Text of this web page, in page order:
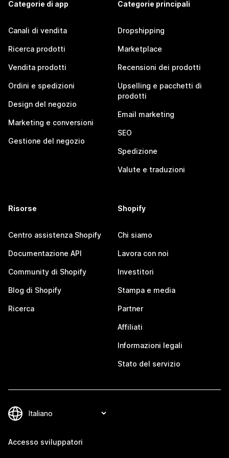
Categorie di app
Canali di vendita
Ricerca prodotti
Vendita prodotti
Ordini e spedizioni
Design del negozio
Marketing e conversioni
Gestione del negozio
Categorie principali
Dropshipping
Marketplace
Recensioni dei prodotti
Upselling e pacchetti di
prodotti
Email marketing
SEO
Spedizione
Valute e traduzioni
Risorse
Centro assistenza Shopify
Documentazione API
Community di Shopify
Blog di Shopify
Ricerca
Shopify
Chi siamo
Lavora con noi
Investitori
Stampa e media
Partner
Affiliati
Informazioni legali
Stato del servizio
Accesso sviluppatori